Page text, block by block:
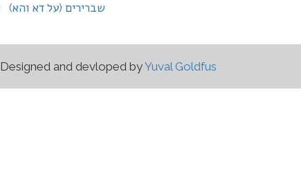
שברירים (על דא והא)
Designed and devloped byYuval Goldfus